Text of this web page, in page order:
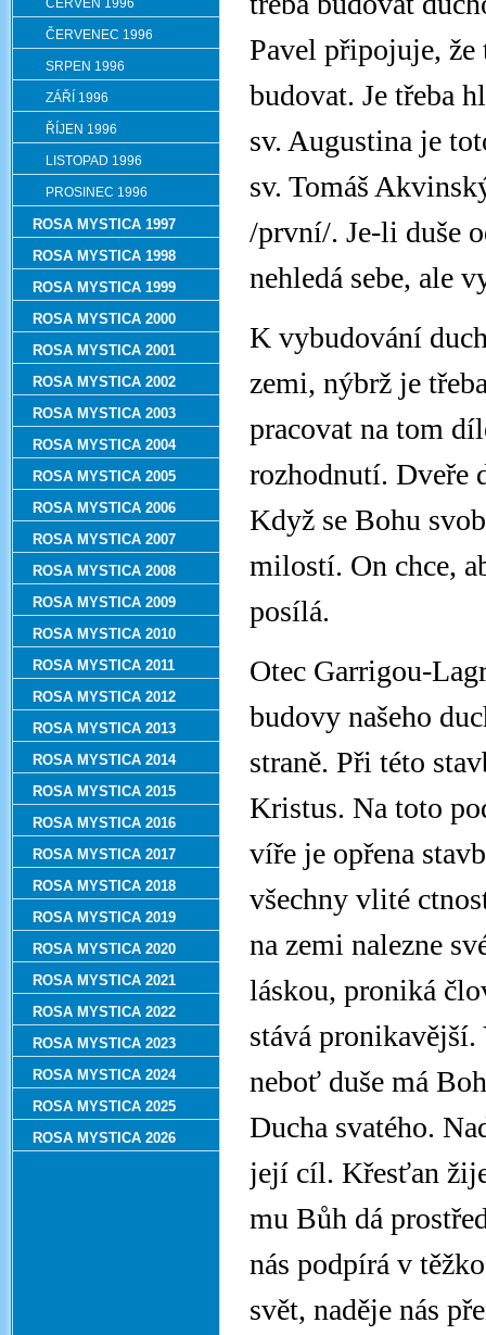
Pavel připojuje, že
budovat. Je třeba
sv. Augustina je
sv. Tomáš
/první/. Je-li duše
nehledá sebe, ale
K vybudování
zemi, nýbrž je
pracovat na tom
rozhodnutí. Dveře
Když se Bohu
milostí. On chce,
posílá.
Otec Garrigou-
budovy našeho
straně. Při této
Kristus. Na toto
víře je opřena
všechny vlité
na zemi nalezne
láskou, proniká
stává
neboť duše má
Ducha svatého.
její cíl. Křesťan žije
mu Bůh dá
nás podpírá v
svět, naděje nás
ČERVEN 1996
ČERVENEC 1996
SRPEN 1996
ZÁŘÍ 1996
ŘÍJEN 1996
LISTOPAD 1996
PROSINEC 1996
ROSA MYSTICA 1997
ROSA MYSTICA 1998
ROSA MYSTICA 1999
ROSA MYSTICA 2000
ROSA MYSTICA 2001
ROSA MYSTICA 2002
ROSA MYSTICA 2003
ROSA MYSTICA 2004
ROSA MYSTICA 2005
ROSA MYSTICA 2006
ROSA MYSTICA 2007
ROSA MYSTICA 2008
ROSA MYSTICA 2009
ROSA MYSTICA 2010
ROSA MYSTICA 2011
ROSA MYSTICA 2012
ROSA MYSTICA 2013
ROSA MYSTICA 2014
ROSA MYSTICA 2015
ROSA MYSTICA 2016
ROSA MYSTICA 2017
ROSA MYSTICA 2018
ROSA MYSTICA 2019
ROSA MYSTICA 2020
ROSA MYSTICA 2021
ROSA MYSTICA 2022
ROSA MYSTICA 2023
ROSA MYSTICA 2024
ROSA MYSTICA 2025
ROSA MYSTICA 2026